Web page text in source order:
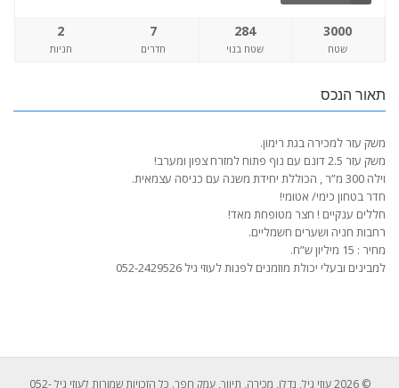
3000
שטח
284
שטח בנוי
7
חדרים
2
חניות
תאור הנכס
משק עזר למכירה בגת רימון.
משק עזר 2.5 דונם עם נוף פתוח למזרח צפון ומערב!
וילה 300 מ”ר , הכוללת יחידת משנה עם כניסה עצמאית.
חדר בטחון כימי/ אטומי!
חללים ענקיים ! חצר מטופחת מאד!
רחבות חניה ושערים חשמליים.
מחיר : 15 מיליון ש”ח.
למבינים ובעלי יכולת מוזמנים לפנות לעוזי גיל 052-2429526
© 2026 עוזי גיל, נדלן, מכירה, תיווך, עמק חפר. כל הזכויות שמורות לעוזי גיל 052-